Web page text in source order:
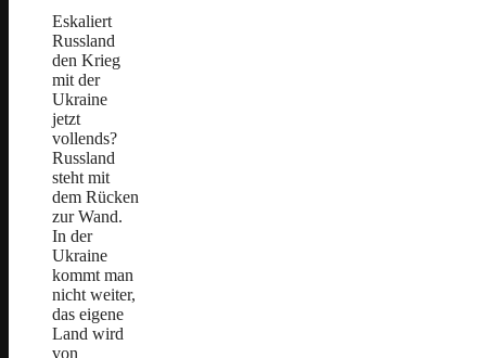
Eskaliert
Russland
den Krieg
mit der
Ukraine
jetzt
vollends?
Russland
steht mit
dem Rücken
zur Wand.
In der
Ukraine
kommt man
nicht weiter,
das eigene
Land wird
von